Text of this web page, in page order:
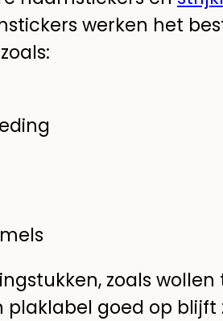
werken het
zoals
plaklabel goed op